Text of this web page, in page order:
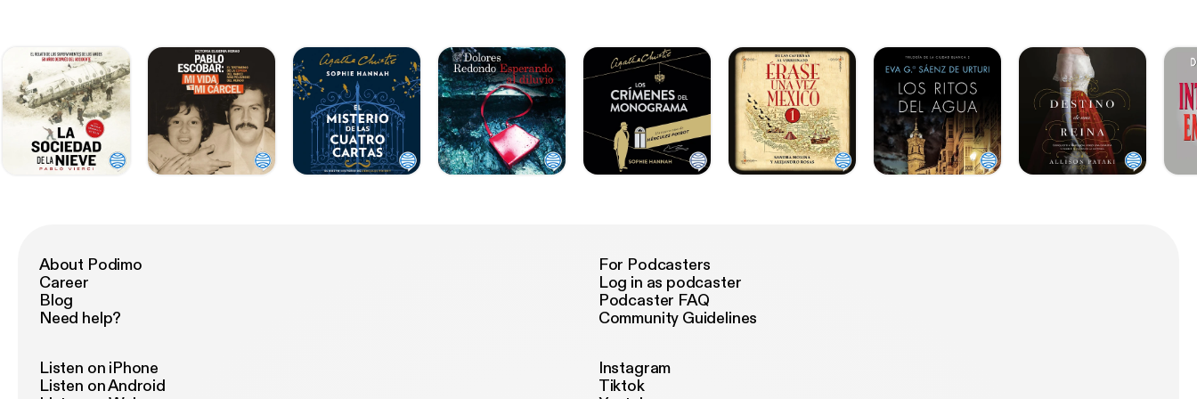
About Podimo
Career
Blog
Need help?
For Podcasters
Log in as podcaster
Podcaster FAQ
Community Guidelines
Listen on iPhone
Listen on Android
Instagram
Tiktok